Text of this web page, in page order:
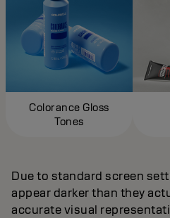
Colorance Gloss
Tones
Due to standard screen
appear darker than they
accurate visual